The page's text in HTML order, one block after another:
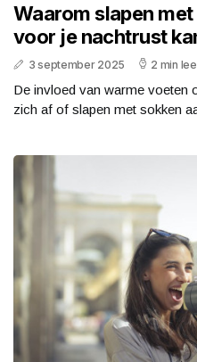
Waarom slapen
voor je nachtrust
3 september 2025 2 min
De invloed van warme voeten
zich af of slapen met sokken